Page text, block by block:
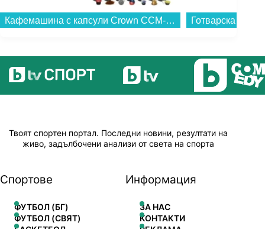
Кафемашина с капсули Crown CCM-1530B 7 в 1...
Твоят спортен портал. Последни новини, резултати на
живо, задълбочени анализи от света на спорта
Спортове
ФУТБОЛ (БГ)
ФУТБОЛ (СВЯТ)
Информация
ЗА НАС
КОНТАКТИ